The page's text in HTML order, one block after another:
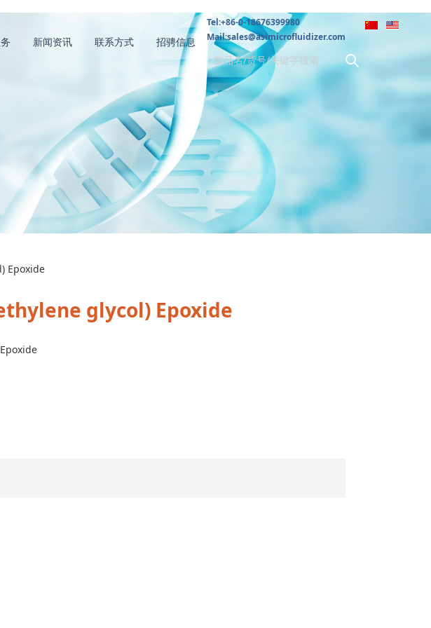
Tel:+86-0-18676399980
Mail:sales@asimicrofluidizer.com
新闻资讯 联系方式 招骋信息
glycol) Epoxide
Epoxide
glycol) Epoxide